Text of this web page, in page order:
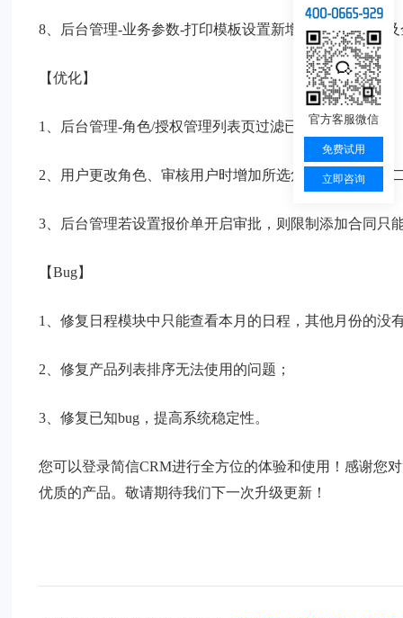
8、后台管理-业务参数-打印模板设置新增总的产品数量
【优化】
1、后台管理-角色/授权管理列表页过滤已停用员工；
2、用户更改角色、审核用户时增加所选角色是否授权的
3、后台管理若设置报价单开启审批，则限制添加合同只
【Bug】
1、修复日程模块中只能查看本月的日程，其他月份的没
2、修复产品列表排序无法使用的问题；
3、修复已知bug，提高系统稳定性。
您可以登录简信CRM进行全方位的体验和使用！感谢您
优质的产品。敬请期待我们下一次升级更新！
官方客服微信
免费试用
立即咨询